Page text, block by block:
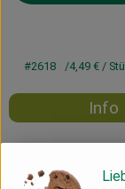
#2618 4,49 € /
Info